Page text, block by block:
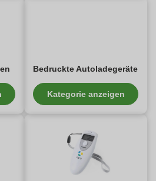
Bedruckte Autoladegeräte
Kategorie anzeigen